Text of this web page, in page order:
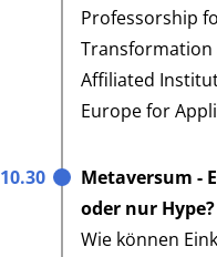
Professorship
Transformation
Affiliated
Europe for
10.30
Metaversum -
oder nur Hype?
Wie können